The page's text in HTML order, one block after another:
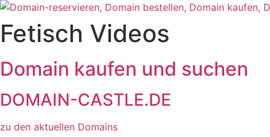
Zum
wechseln
Fetisch Videos
Domain kaufen und suchen
DOMAIN-CASTLE.DE
zu den aktuellen Domains​